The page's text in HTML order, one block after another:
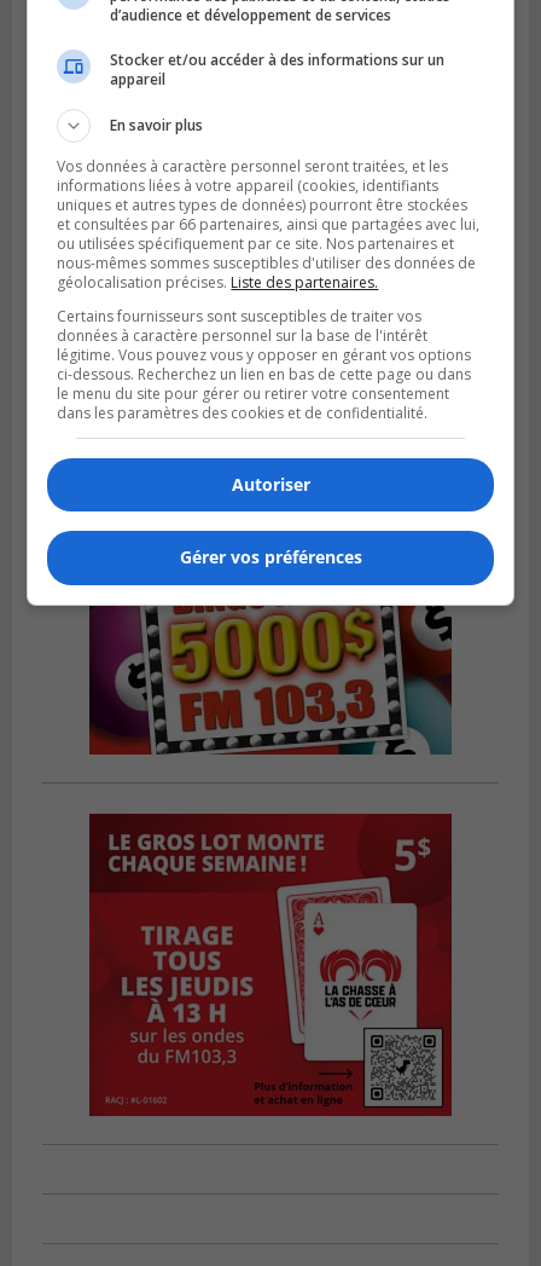
dans un match serré à Longueuil
Publié le 4 août 2026 à 07h27
Les clubs de la Rive-Sud récoltent des
points en Ligue 1 Québec
d’audience et développement de services
Stocker et/ou accéder à des informations sur un
appareil
En savoir plus
Vos données à caractère personnel seront traitées, et les
informations liées à votre appareil (cookies, identifiants
uniques et autres types de données) pourront être stockées
et consultées par 66 partenaires, ainsi que partagées avec lui,
ou utilisées spécifiquement par ce site. Nos partenaires et
nous-mêmes sommes susceptibles d'utiliser des données de
géolocalisation précises. Liste des partenaires.
Certains fournisseurs sont susceptibles de traiter vos
données à caractère personnel sur la base de l'intérêt
légitime. Vous pouvez vous y opposer en gérant vos options
ci-dessous. Recherchez un lien en bas de cette page ou dans
le menu du site pour gérer ou retirer votre consentement
dans les paramètres des cookies et de confidentialité.
Autoriser
Gérer vos préférences